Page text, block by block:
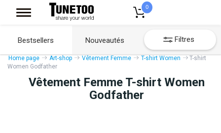
0
Bestsellers Nouveautés Filtres
Home page Art-shop Vêtement Femme T-shirt Women
T-shirt
Women Godfather
Vêtement Femme T-shirt Women
Godfather